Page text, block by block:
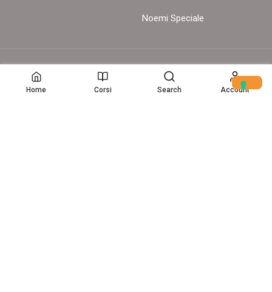
Noemi Speciale
© Copyright – 2017-26 Delion srls – Tutti i diritti riservati
Home Corsi Search Account